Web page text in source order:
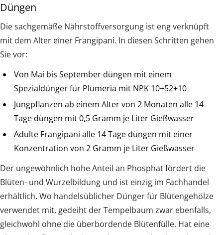
Düngen
Die sachgemäße Nährstoffversorgung ist eng verknüpft
mit dem Alter einer Frangipani. In diesen Schritten gehen
Sie vor:
Von Mai bis September düngen mit einem
Spezialdünger für Plumeria mit NPK 10+52+10
Jungpflanzen ab einem Alter von 2 Monaten alle 14
Tage düngen mit 0,5 Gramm je Liter Gießwasser
Adulte Frangipani alle 14 Tage düngen mit einer
Konzentration von 2 Gramm je Liter Gießwasser
Der ungewöhnlich hohe Anteil an Phosphat fördert die
Blüten- und Wurzelbildung und ist einzig im Fachhandel
erhältlich. Wo handelsüblicher Dünger für Blütengehölze
verwendet mit, gedeiht der Tempelbaum zwar ebenfalls,
gleichwohl ohne die überbordende Blütenfülle. Hat eine